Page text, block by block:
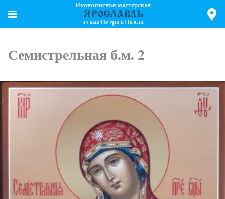
Семистрельная б.м. 2